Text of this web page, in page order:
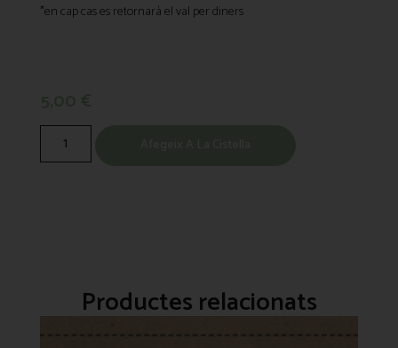
*en cap cas es retornarà el val per diners
Productes relacionats